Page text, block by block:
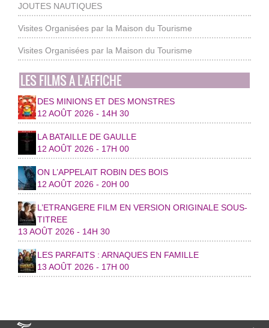
JOUTES NAUTIQUES
Visites Organisées par la Maison du Tourisme
Visites Organisées par la Maison du Tourisme
LES FILMS A L’AFFICHE
DES MINIONS ET DES MONSTRES
12 AOÛT 2026 - 14H 30
LA BATAILLE DE GAULLE
12 AOÛT 2026 - 17H 00
ON L’APPELAIT ROBIN DES BOIS
12 AOÛT 2026 - 20H 00
L’ETRANGERE FILM EN VERSION ORIGINALE SOUS-
TITREE
13 AOÛT 2026 - 14H 30
LES PARFAITS : ARNAQUES EN FAMILLE
13 AOÛT 2026 - 17H 00